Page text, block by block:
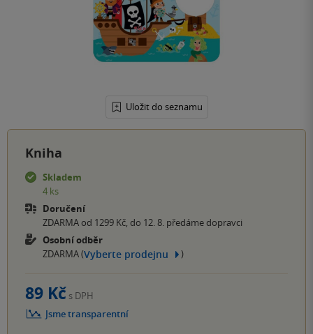
Uložit do seznamu
Kniha
Skladem
4 ks
Doručení
ZDARMA od 1299 Kč, do 12. 8. předáme dopravci
Osobní odběr
ZDARMA (Vyberte prodejnu )
89 Kč s DPH
Jsme transparentní